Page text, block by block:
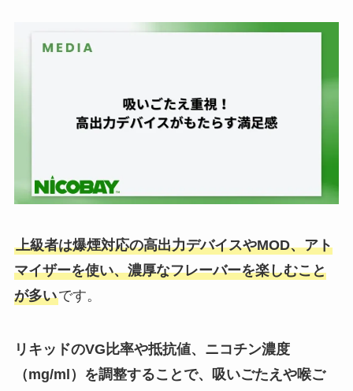
上級者は爆煙対応の高出力デバイスやMOD、アト
マイザーを使い、濃厚なフレーバーを楽しむこと
が多いです。
リキッドのVG比率や抵抗値、ニコチン濃度
（mg/ml）を調整することで、吸いごたえや喉ご